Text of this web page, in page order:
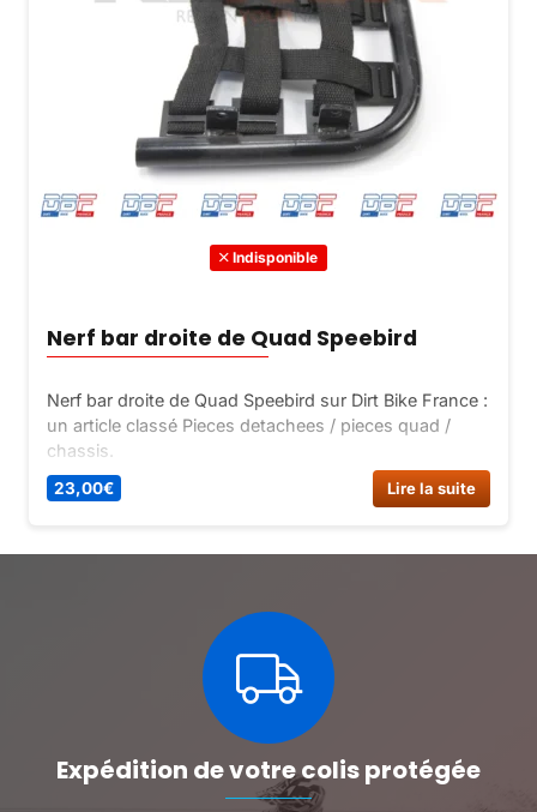
Indisponible
Nerf bar droite de Quad Speebird
Nerf bar droite de Quad Speebird sur Dirt Bike France :
un article classé Pieces detachees / pieces quad /
chassis.
23,00€ Lire la suite
Expédition de votre colis protégée